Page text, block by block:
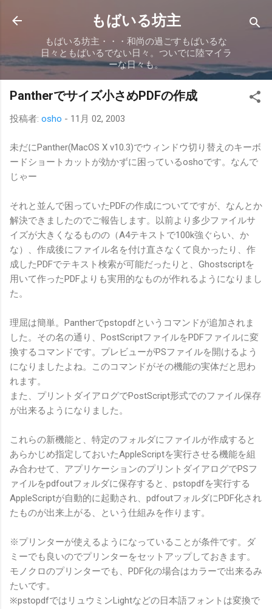
スキップしてメイン コンテンツに移動
もばいる坊主
もばいる坊主・・・和尚の過ごすもばいるな
日々ともばいるでない日々。ついでに陸マイラ
ーな日々も。
Pantherでサイズ小さめPDFの作成
投稿者: osho - 11月 02, 2003
未だにPanther(MacOS X v10.3)でウィンドウ切り替えのキーボ
ードショートカットが効かずに困っているoshoです。なんで
じゃー
それと並んで困っていたPDFの作成についてですが、なんとか
解決できましたのでご報告します。以前より多少ファイルサ
イズが大きくなるものの（A4テキストで100k強ぐらい、か
な）、作成後にファイル名を付け直さなくて良かったり、作
成したPDFでテキスト検索が可能だったりと、Ghostscriptを
用いて作ったPDFよりも実用的なものが作れるようになりまし
た。
理屈は簡単。Pantherでpstopdfというコマンドが追加されま
した。その名の通り、PostScriptファイルをPDFファイルに変
換するコマンドです。プレビューがPSファイルを開けるよう
になりましたよね。このコマンドがその機能の実体だと思わ
れます。
また、プリントダイアログでPostScript形式でのファイル保存
が出来るようになりました。
これらの新機能と、特定のフォルダにファイルが作成すると
あらかじめ指定しておいたAppleScriptを実行させる機能を組
み合わせて、アプリケーションのプリントダイアログでPSフ
ァイルをpdfoutフォルダに保存すると、pstopdfを実行する
AppleScriptが自動的に起動され、pdfoutフォルダにPDF化され
たものが出来上がる、という仕組みを作ります。
※プリンターが使えるようになっていることが条件です。ダ
ミーでも良いのでプリンターをセットアップしておきます。
モノクロのプリンターでも、PDF化の場合はカラーで出来るみ
たいです。
※pstopdfではリュウミンLightなどの日本語フォントは変換で